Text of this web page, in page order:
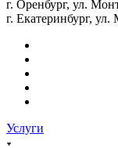
г. Оренбург, ул.
г. Екатеринбург,
Услуги